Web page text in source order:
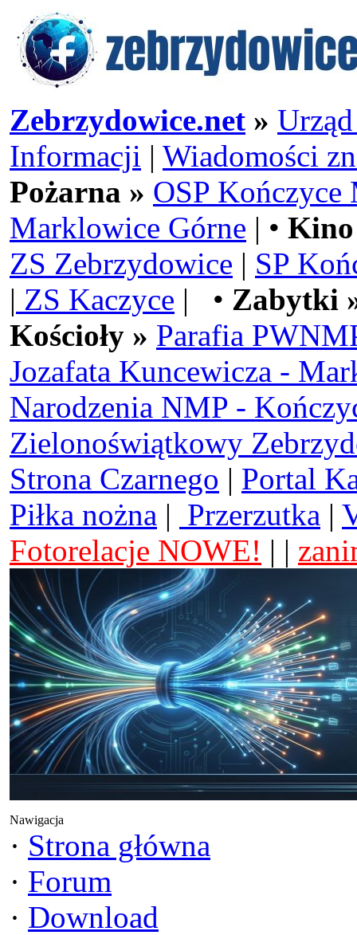
Zebrzydowice.net »
Informacji | Wiadomości
Pożarna » OSP Kończyce
Marklowice Górne | •
ZS Zebrzydowice | SP
| ZS Kaczyce | • Zabytki
Kościoły » Parafia
Jozafata Kuncewicza -
Narodzenia NMP -
Zielonoświątkowy
Strona Czarnego | Portal
Piłka nożna | Przerzutka |
Fotorelacje NOWE! | |
Nawigacja
· Strona główna
· Forum
· Download